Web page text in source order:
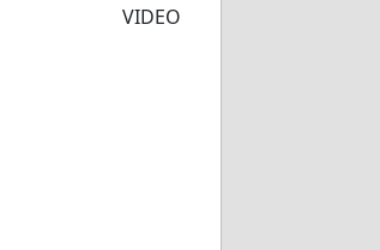
VIDEO